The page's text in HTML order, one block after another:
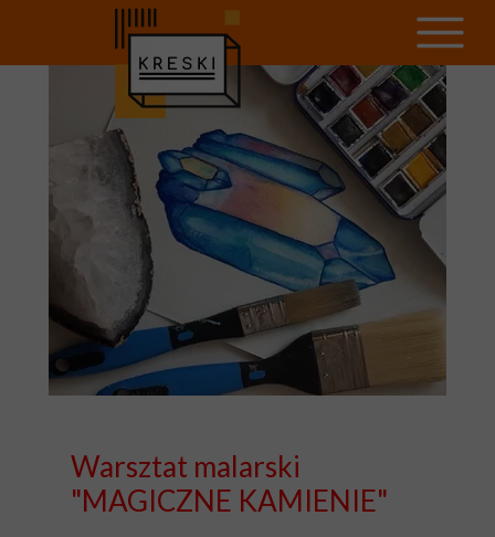
Warsztat 18.05
Warsztat malarski
"MAGICZNE KAMIENIE"